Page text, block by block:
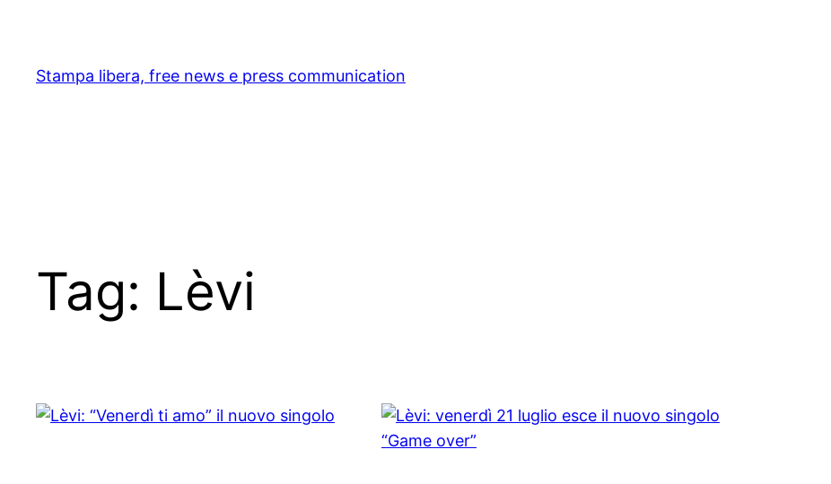
content
Stampa libera, free news e press communication
Tag: Lèvi